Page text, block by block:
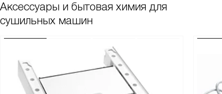
Аксессуары и бытовая химия для
сушильных машин